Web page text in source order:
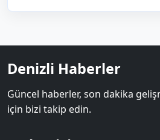
Denizli Haberler
Güncel haberler, son dakika
için bizi takip edin.